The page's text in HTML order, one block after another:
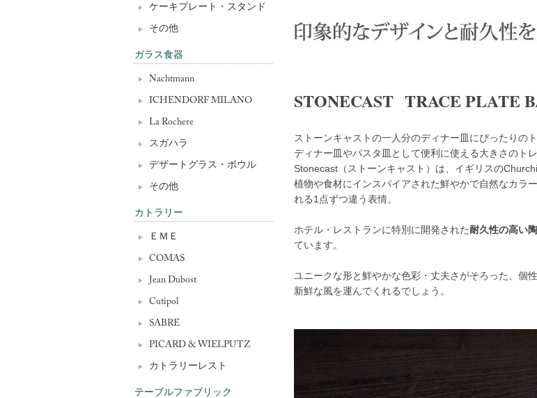
STONECAST TRACE PLATE
ストーンキャストの一人分のディナー皿にぴったりの
ディナー皿やパスタ皿として便利に使える大きさのトレ
Stonecast（ストーンキャスト）は、イギリスの
植物や食材にインスパイアされた鮮やかで自然なカラ
れる1点ずつ違う表情。
ホテル・レストランに特別に開発された耐久性の高い
ています。
ユニークな形と鮮やかな色彩・丈夫さがそろった、個
新鮮な風を運んでくれるでしょう。
ケーキプレート・スタンド
その他
ガラス食器
Nachtmann
ICHENDORF MILANO
La Rochere
スガハラ
デザートグラス・ボウル
その他
カトラリー
ＥＭＥ
COMAS
Jean Dubost
Cutipol
SABRE
PICARD & WIELPUTZ
カトラリーレスト
テーブルファブリック